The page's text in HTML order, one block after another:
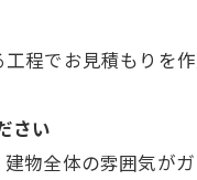
程でお見積もりを作
さい
物全体の雰囲気が